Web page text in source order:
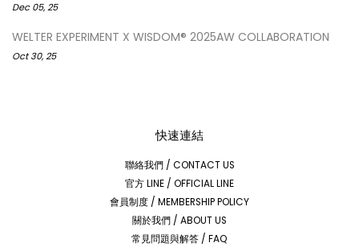
Dec 05, 25
WELTER EXPERIMENT X WISDOM® 2025AW COLLABORATION
Oct 30, 25
快速連結
聯絡我們 / CONTACT US
官方 LINE / OFFICIAL LINE
會員制度 / MEMBERSHIP POLICY
關於我們 / ABOUT US
常見問題與解答 / FAQ